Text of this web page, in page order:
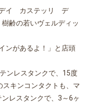
デイ カステッリ デ
齢の若いヴェルディッ
ンがあるよ！」と店頭
ンレスタンクで、15度
キンコンタクトも、マ
レスタンクで、3～6ヶ